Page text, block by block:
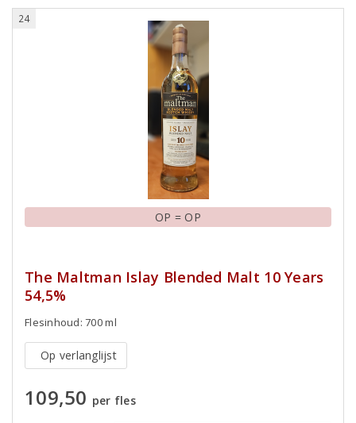
24
OP = OP
The Maltman Islay Blended Malt 10 Years
54,5%
Flesinhoud: 700 ml
Op verlanglijst
109,50 per fles